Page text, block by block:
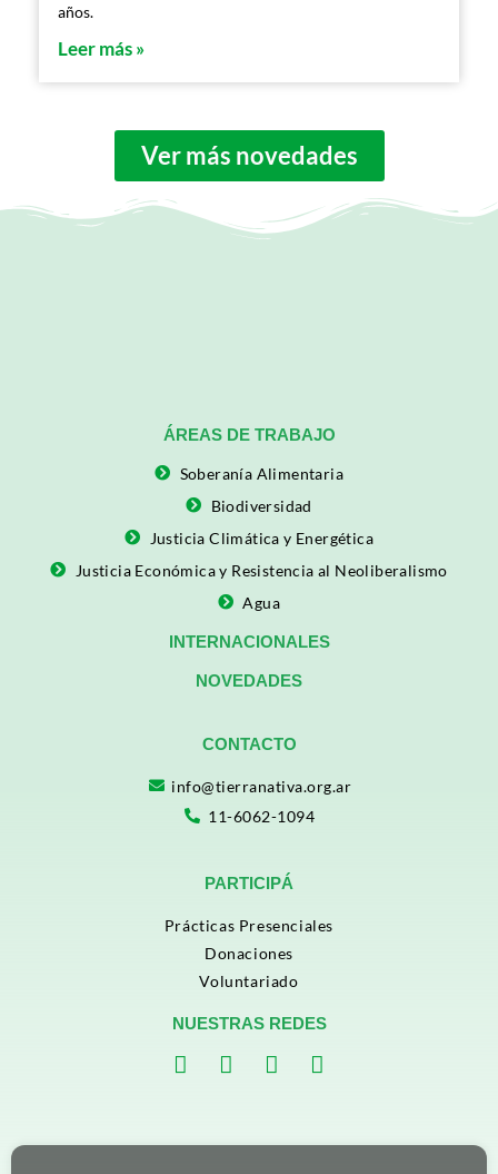
años.
Leer más »
Ver más novedades
ÁREAS DE TRABAJO
Soberanía Alimentaria
Biodiversidad
Justicia Climática y Energética
Justicia Económica y Resistencia al Neoliberalismo
Agua
INTERNACIONALES
NOVEDADES
CONTACTO
info@tierranativa.org.ar
11-6062-1094
PARTICIPÁ
Prácticas Presenciales
Donaciones
Voluntariado
NUESTRAS REDES